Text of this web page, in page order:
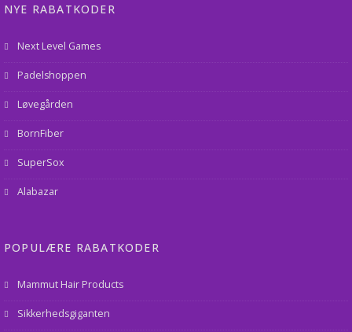
NYE RABATKODER
Next Level Games
Padelshoppen
Løvegården
BornFiber
SuperSox
Alabazar
POPULÆRE RABATKODER
Mammut Hair Products
Sikkerhedsgiganten